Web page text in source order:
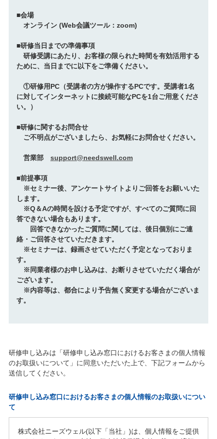
■会場
オンライン (Web会議ツール：zoom)
■研修当日までの準備事項
研修受講にあたり、お客様の限られた時間を有効活用する
ために、当日までに以下をご準備ください。
①研修用PC（受講者の方が操作するPCです。受講者1名
に対してインターネットに接続可能なPCを1台ご用意くださ
い。）
■研修に関するお問合せ
ご不明点がございましたら、お気軽にお問合せください。
営業部 support@needswell.com
■前提事項
※セミナー後、アンケートサイトよりご回答をお願いいた
します。
※Q＆Aの時間を設ける予定ですが、すべてのご質問に回
答できない場合もあります。
回答できなかったご質問に関しては、後日個別にご連
絡・ご回答させていただきます。
※セミナーは、録画させていただく予定となっておりま
す。
※同業者様のお申し込みは、お断りさせていただく場合が
ございます。
※内容等は、都合により予告無く変更する場合がございま
す。
研修申し込みは「研修申し込み窓口におけるお客さまの個人情報
のお取扱いについて」に同意いただいた上で、下記フォームから
送信してください。
研修申し込み窓口におけるお客さまの個人情報のお取扱いについ
て
株式会社ニーズウェル(以下「当社」)は、個人情報をご提供